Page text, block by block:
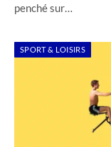
penché sur…
SPORT & LOISIRS